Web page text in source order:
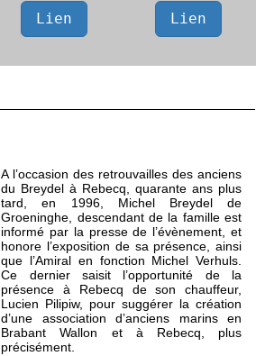
Lien Lien
A l’occasion des retrouvailles des anciens
du Breydel à Rebecq, quarante ans plus
tard, en 1996, Michel Breydel de
Groeninghe, descendant de la famille est
informé par la presse de l’évènement, et
honore l’exposition de sa présence, ainsi
que l’Amiral en fonction Michel Verhuls.
Ce dernier saisit l’opportunité de la
présence à Rebecq de son chauffeur,
Lucien Pilipiw, pour suggérer la création
d’une association d’anciens marins en
Brabant Wallon et à Rebecq, plus
précisément.